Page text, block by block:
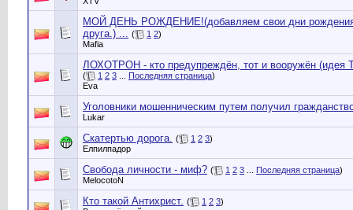
МОЙ ДЕНЬ РОЖДЕНИЕ!(добавляем свои дни
друга.) ... ( 1 2)
Mafia
ЛОХОТРОН - кто предупреждён, тот и вооружён (идея
( 1 2 3 Последняя страница)
Eva
Уголовники мошенническим путем получил
Lukar
Скатертью дорога. ( 1 2 3)
Елпилпадор
Свобода личности - миф? ( 1 2 3 Последняя страница)
MelocotoN
Кто такой Антихрист. ( 1 2 3)